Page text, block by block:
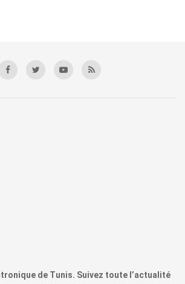
de Tunis. Suivez toute l’actualité